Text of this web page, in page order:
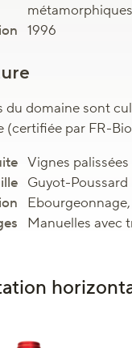
1996
du domaine sont
(certifiée par FR-
Vignes palissées
Guyot-Poussard
Manuelles avec